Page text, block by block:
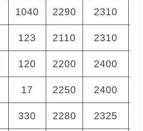
1040 2290 2310
123 2110 2310
120 2200 2400
17 2250 2400
330 2280 2325